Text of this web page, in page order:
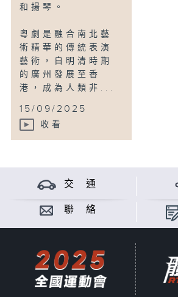
和揚琴。
粵劇是融合南北藝
術精華的傳統表演
藝術，自明清時期
的廣州發展至香
港，成為人類非...
15/09/2025
收看
交 通
聯 絡